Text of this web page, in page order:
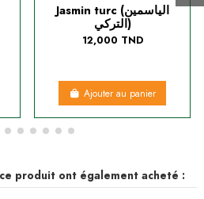
Jasmin turc (الياسمين
التركي)
12,000 TND
Ajouter au panier
produit ont également acheté :